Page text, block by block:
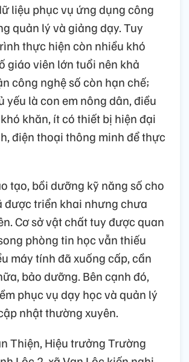
liệu phục vụ ứng dụng công
quản lý và giảng dạy. Tuy
thực hiện còn nhiều khó
giáo viên lớn tuổi nên khả
công nghệ số còn hạn chế;
yếu là con em nông dân, điều
khăn, ít có thiết bị hiện đại
điện thoại thông minh để thực
tạo, bồi dưỡng kỹ năng số cho
được triển khai nhưng chưa
Cơ sở vật chất tuy được quan
phòng tin học vẫn thiếu
máy tính đã xuống cấp, cần
bảo dưỡng. Bên cạnh đó,
phục vụ dạy học và quản lý
nhật thường xuyên.
Thiện, Hiệu trưởng Trường